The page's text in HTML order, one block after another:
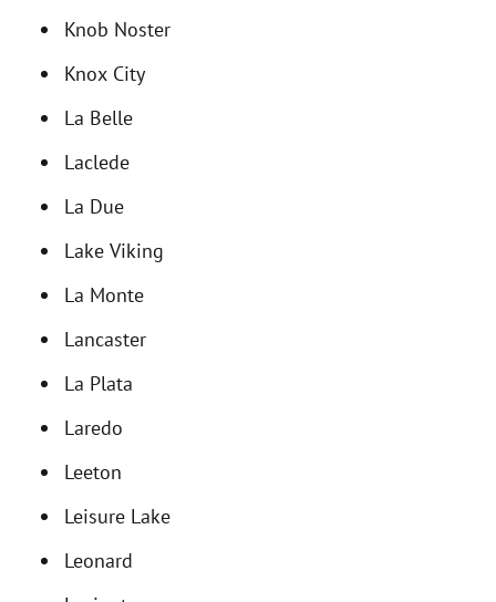
Knob Noster
Knox City
La Belle
Laclede
La Due
Lake Viking
La Monte
Lancaster
La Plata
Laredo
Leeton
Leisure Lake
Leonard